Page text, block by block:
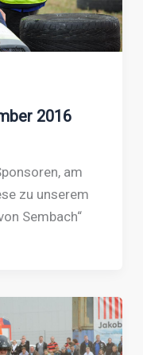
2016
am
zu unserem
Sembach“